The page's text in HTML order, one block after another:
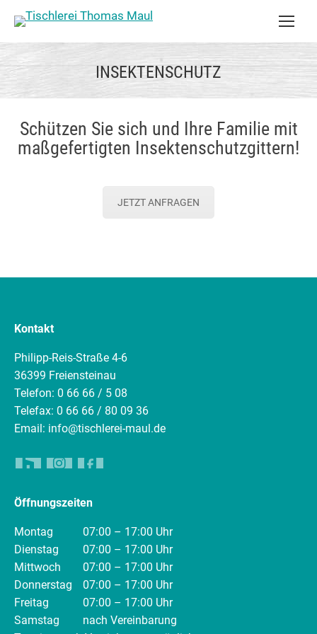
INSEKTENSCHUTZ
Schützen Sie sich und Ihre Familie mit
maßgefertigten Insektenschutzgittern!
JETZT ANFRAGEN
Kontakt
Philipp-Reis-Straße 4-6
36399 Freiensteinau
Telefon: 0 66 66 / 5 08
Telefax: 0 66 66 / 80 09 36
Email: info@tischlerei-maul.de
Öffnungszeiten
Montag
07:00 – 17:00 Uhr
Dienstag
07:00 – 17:00 Uhr
Mittwoch
07:00 – 17:00 Uhr
Donnerstag
07:00 – 17:00 Uhr
Freitag
07:00 – 17:00 Uhr
Samstag
nach Vereinbarung